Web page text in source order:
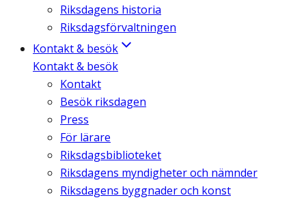
Riksdagens historia
Riksdagsförvaltningen
Kontakt & besök
Kontakt & besök
Kontakt
Besök riksdagen
Press
För lärare
Riksdagsbiblioteket
Riksdagens myndigheter och nämnder
Riksdagens byggnader och konst